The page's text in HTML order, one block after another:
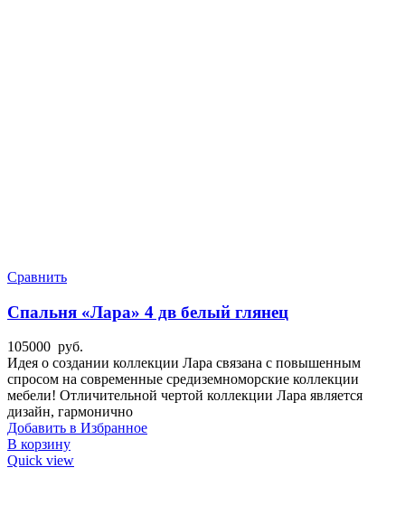
Сравнить
Спальня «Лара» 4 дв белый глянец
105000 руб.
Идея о создании коллекции Лара связана с повышенным
спросом на современные средиземноморские коллекции
мебели! Отличительной чертой коллекции Лара является
дизайн, гармонично
Добавить в Избранное
В корзину
Quick view